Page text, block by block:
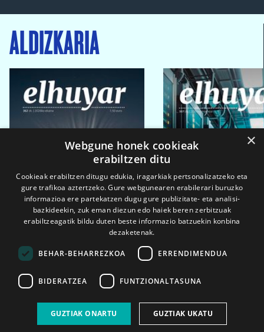
ALDIZKARIA
2026ko eka. 1a 2026ko mar. 1a
×
Webgune honek cookieak
erabiltzen ditu
Cookieak erabiltzen ditugu edukia, iragarkiak pertsonalizatzeko eta
gure trafikoa aztertzeko. Gure webgunearen erabilerari buruzko
informazioa ere partekatzen dugu gure publizitate- eta analisi-
bazkideekin, zuk eman diezun edo haiek beren zerbitzuak
erabiltzeagatik bildu duten beste informazio batzuekin konbina
dezaketenak.
BEHAR-BEHARREZKOA ERRENDIMENDUA
BIDERATZEA FUNTZIONALTASUNA
GUZTIAK ONARTU GUZTIAK UKATU